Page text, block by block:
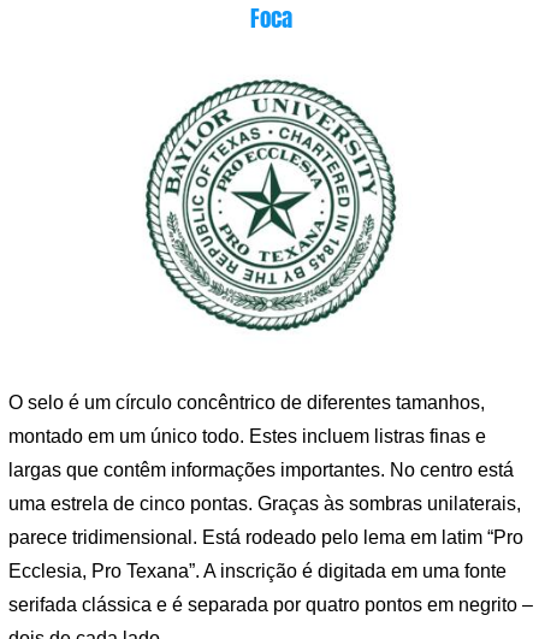
Foca
O selo é um círculo concêntrico de diferentes tamanhos,
montado em um único todo. Estes incluem listras finas e
largas que contêm informações importantes. No centro está
uma estrela de cinco pontas. Graças às sombras unilaterais,
parece tridimensional. Está rodeado pelo lema em latim “Pro
Ecclesia, Pro Texana”. A inscrição é digitada em uma fonte
serifada clássica e é separada por quatro pontos em negrito –